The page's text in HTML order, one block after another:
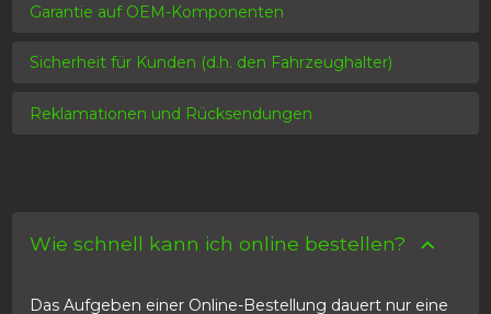
Garantie auf OEM-Komponenten
Sicherheit für Kunden (d.h. den Fahrzeughalter)
Reklamationen und Rücksendungen
Wie schnell kann ich online bestellen?
Das Aufgeben einer Online-Bestellung dauert nur eine